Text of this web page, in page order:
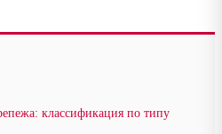
классификация по типу